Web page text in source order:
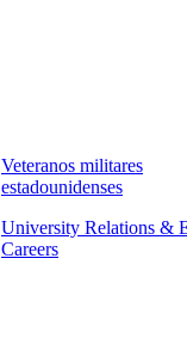
Veteranos militares
estadounidenses
University Relations &
Careers